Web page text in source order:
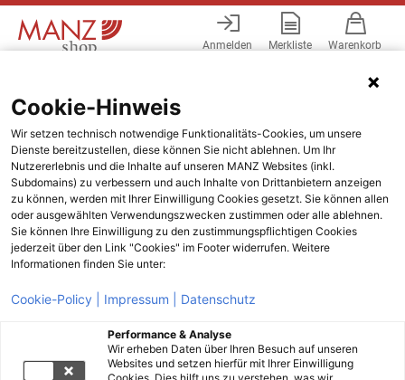
Anmelden Merkliste Warenkorb
Cookie-Hinweis
Wir setzen technisch notwendige Funktionalitäts-Cookies, um unsere
Dienste bereitzustellen, diese können Sie nicht ablehnen. Um Ihr
Nutzererlebnis und die Inhalte auf unseren MANZ Websites (inkl.
Subdomains) zu verbessern und auch Inhalte von Drittanbietern anzeigen
zu können, werden mit Ihrer Einwilligung Cookies gesetzt. Sie können allen
oder ausgewählten Verwendungszwecken zustimmen oder alle ablehnen.
Sie können Ihre Einwilligung zu den zustimmungspflichtigen Cookies
jederzeit über den Link "Cookies" im Footer widerrufen. Weitere
Informationen finden Sie unter:
Cookie-Policy | Impressum | Datenschutz
Performance & Analyse
Wir erheben Daten über Ihren Besuch auf unseren
Websites und setzen hierfür mit Ihrer Einwilligung